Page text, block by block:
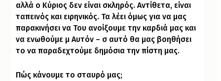
αλλά ο Κύριος δεν είναι σκληρός. Αντίθετα, είναι
ταπεινός και ειρηνικός. Τα λέει όμως για να μας
παρακινήσει να Του ανοίξουμε την καρδιά μας και
να ενωθούμε μ᾽ Αυτόν – σ᾽ αυτό θα μας βοηθήσει
το να παραδεχτούμε δημόσια την πίστη μας.
Πώς κάνουμε το σταυρό μας;